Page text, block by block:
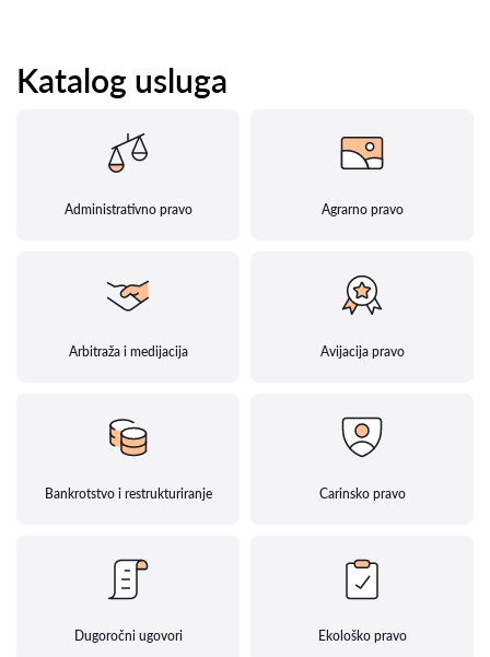
Katalog usluga
Administrativno pravo Agrarno pravo
Arbitraža i medijacija Avijacija pravo
Bankrotstvo i restrukturiranje Carinsko pravo
Dugoročni ugovori Ekološko pravo